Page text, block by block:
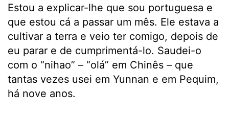
Estou a explicar-lhe que sou portuguesa e
que estou cá a passar um mês. Ele estava a
cultivar a terra e veio ter comigo, depois de
eu parar e de cumprimentá-lo. Saudei-o
com o “nihao” – “olá” em Chinês – que
tantas vezes usei em Yunnan e em Pequim,
há nove anos.